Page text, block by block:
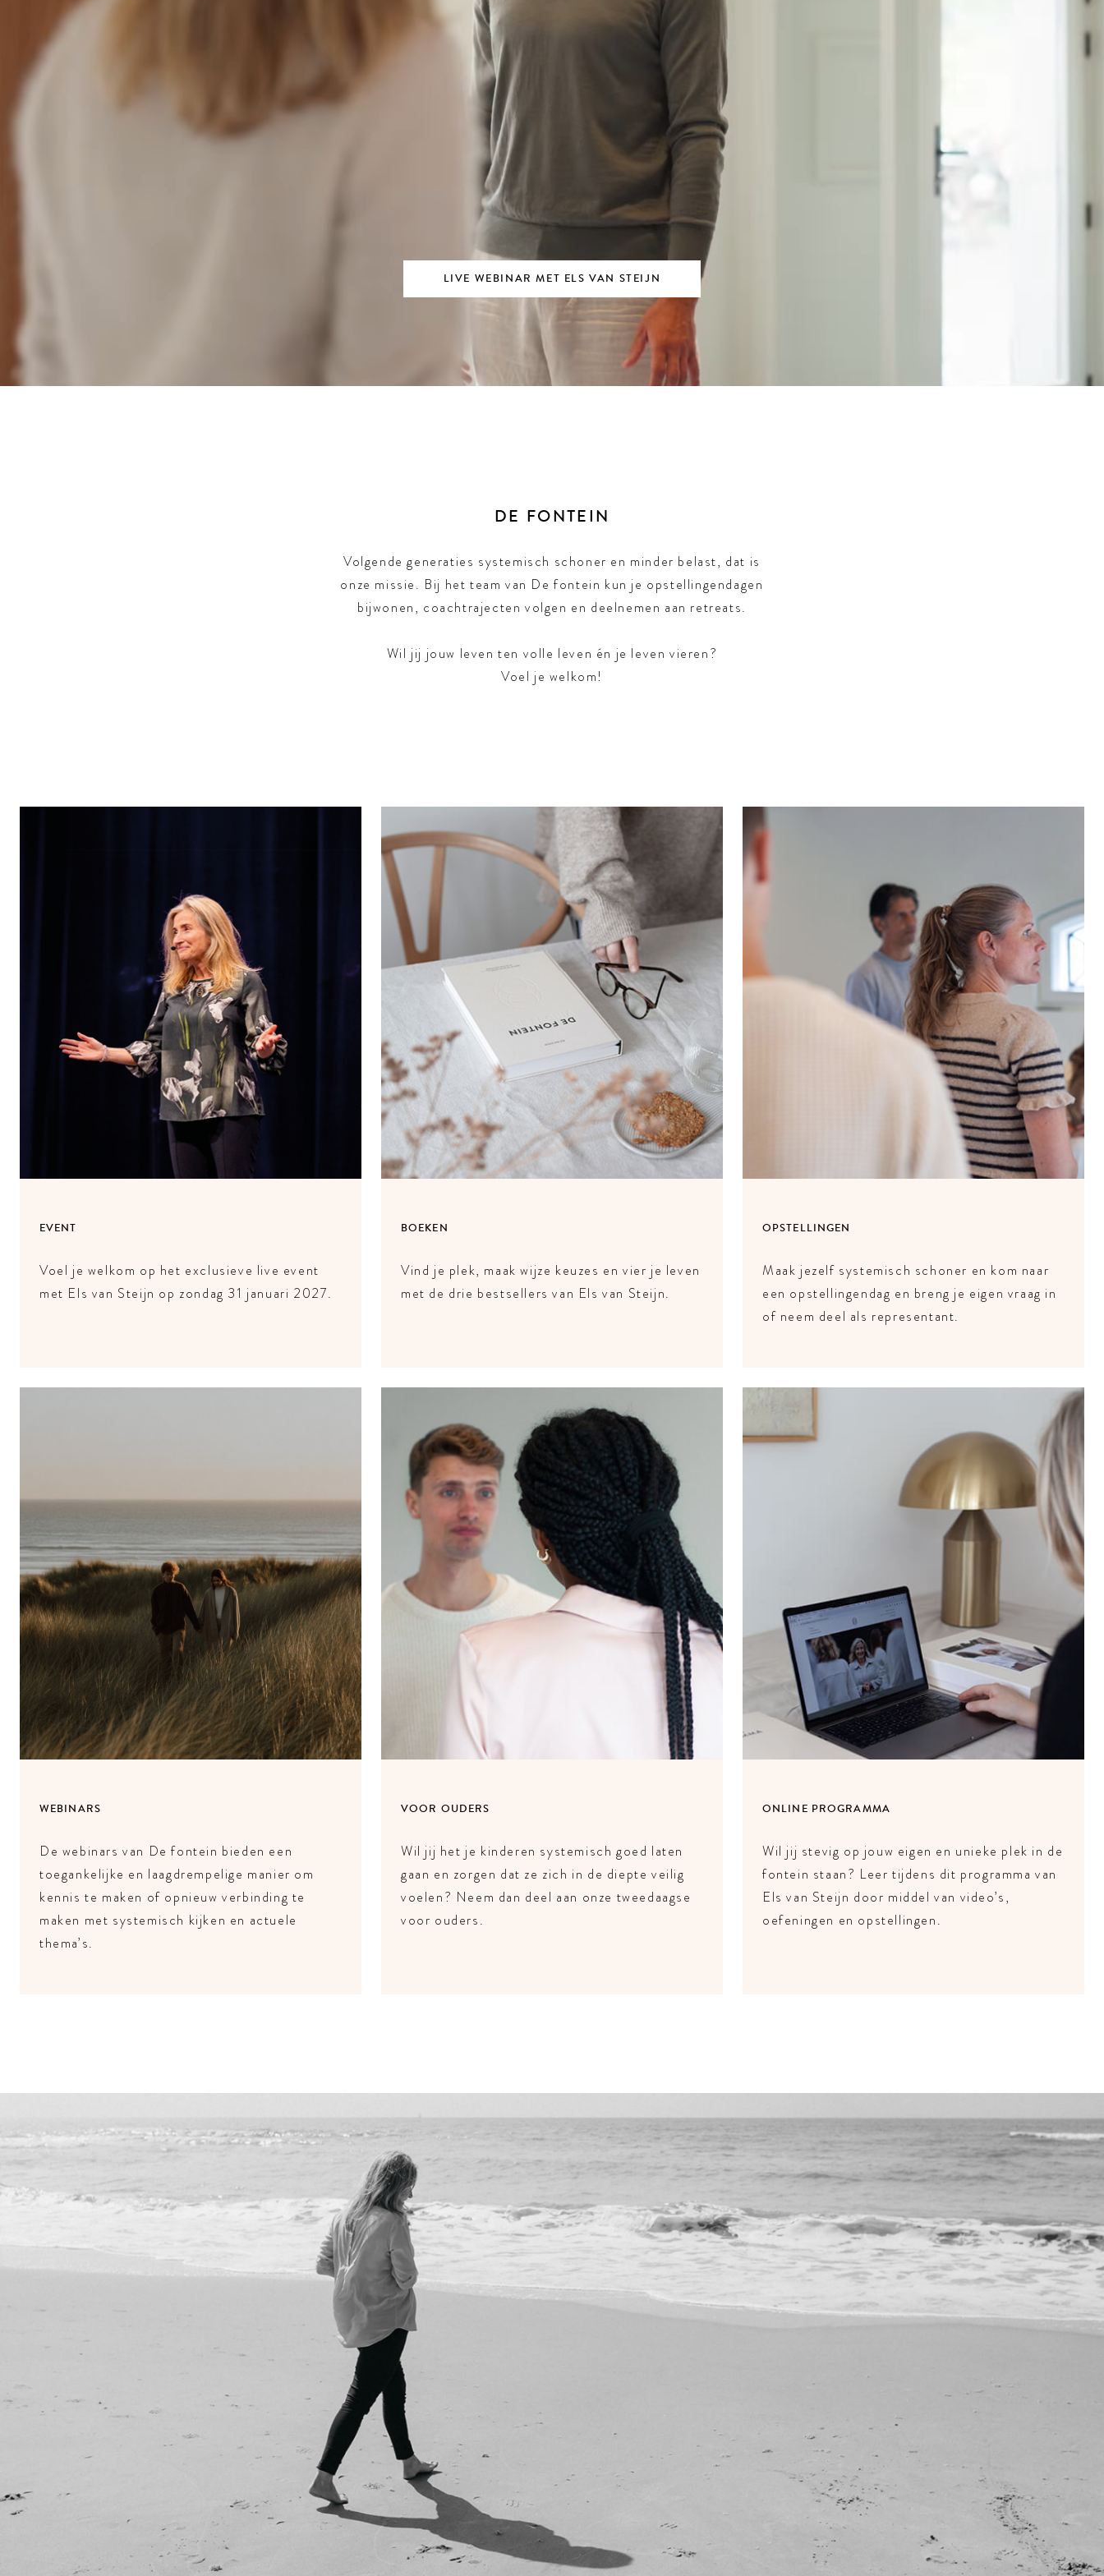
LIVE WEBINAR MET ELS VAN STEIJN
DE FONTEIN
Volgende generaties systemisch schoner en minder belast, dat is
onze missie. Bij het team van De fontein kun je opstellingendagen
bijwonen, coachtrajecten volgen en deelnemen aan retreats.
Wil jij jouw leven ten volle leven én je leven vieren?
Voel je welkom!
EVENT
Voel je welkom op het exclusieve live event
met Els van Steijn op zondag 31 januari 2027.
BOEKEN
Vind je plek, maak wijze keuzes en vier je leven
met de drie bestsellers van Els van Steijn.
OPSTELLINGEN
Maak jezelf systemisch schoner en kom naar
een opstellingendag en breng je eigen vraag in
of neem deel als representant.
WEBINARS
De webinars van De fontein bieden een
toegankelijke en laagdrempelige manier om
kennis te maken of opnieuw verbinding te
maken met systemisch kijken en actuele
thema’s.
VOOR OUDERS
Wil jij het je kinderen systemisch goed laten
gaan en zorgen dat ze zich in de diepte veilig
voelen? Neem dan deel aan onze tweedaagse
voor ouders.
ONLINE PROGRAMMA
Wil jij stevig op jouw eigen en unieke plek in de
fontein staan? Leer tijdens dit programma van
Els van Steijn door middel van video’s,
oefeningen en opstellingen.